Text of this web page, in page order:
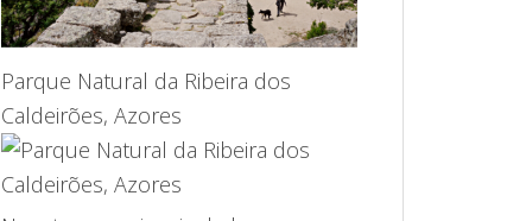
Parque Natural da Ribeira dos
Caldeirões, Azores